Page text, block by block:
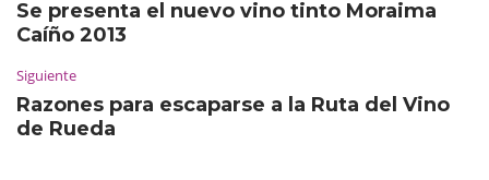
Se presenta el nuevo vino tinto Moraima
Caíño 2013
Siguiente
Razones para escaparse a la Ruta del Vino
de Rueda